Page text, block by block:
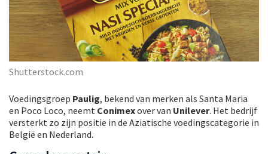
Shutterstock.com
Voedingsgroep Paulig, bekend van merken als Santa Maria
en Poco Loco, neemt Conimexover van Unilever. Het bedrijf
versterkt zo zijn positie in de Aziatische voedingscategorie in
België en Nederland.